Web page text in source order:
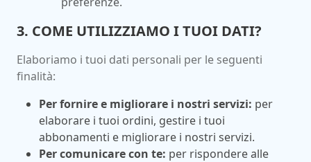
3. COME UTILIZZIAMO I TUOI DATI?
Elaboriamo i tuoi dati personali per le seguenti
finalità:
Per fornire e migliorare i nostri servizi: per
elaborare i tuoi ordini, gestire i tuoi
abbonamenti e migliorare i nostri servizi.
Per comunicare con te: per rispondere alle